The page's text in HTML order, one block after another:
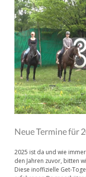
Neue Termine für
2025 ist da und wie
den Jahren zuvor, bitten
Diese inoffizielle Get-